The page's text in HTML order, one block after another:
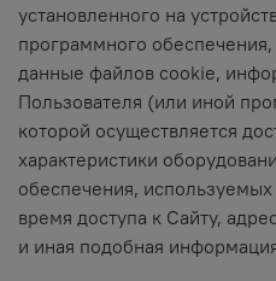
установленного на
программного
данные файлов cookie,
Пользователя (или иной
которой осуществляется
характеристики
обеспечения,
время доступа к Сайту,
и иная подобная